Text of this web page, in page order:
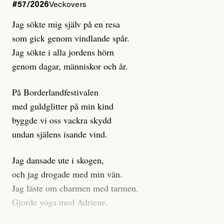
klickbete är inte intressant för Dagens ETC.
Journalistiken är låst. En klatschig men korrekt rubrik
gör förhoppningsvis att en nyfiken beställer
prenumeration, men den avslutas sekunder senare om
dessa granskningar på olika källor, alltifrån domar till
en mängd intervjupersoner, inklusive generös
möjlighet att bemöta för såväl personen vars motiv att
engagera sig i Palestinarörelsen ifrågasätts som de
grupper där Säpo-resursen samlade in uppgifter.
Researchen är grundlig.
Möjligen är det egentligen inte journalistikens metod
som stör?
#57/2026Veckovers
Jag sökte mig själv på en resa
som gick genom vindlande spår.
Jag sökte i alla jordens hörn
genom dagar, människor och år.
På Borderlandfestivalen
med guldglitter på min kind
byggde vi oss vackra skydd
undan själens isande vind.
Jag dansade ute i skogen,
och jag drogade med min vän.
Jag läste om charmen med tarmen.
Gjorde yoga med Adriene.